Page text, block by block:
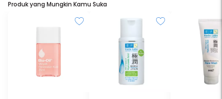
Produk yang Mungkin Kamu Suka